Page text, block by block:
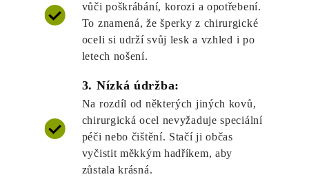
vůči poškrábání, korozi a opotřebení.
To znamená, že šperky z chirurgické
oceli si udrží svůj lesk a vzhled i po
letech nošení.
3. Nízká údržba:
Na rozdíl od některých jiných kovů,
chirurgická ocel nevyžaduje speciální
péči nebo čištění. Stačí ji občas
vyčistit měkkým hadříkem, aby
zůstala krásná.